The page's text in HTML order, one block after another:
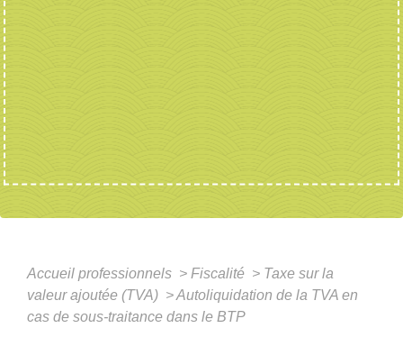
Accueil professionnels > Fiscalité > Taxe sur la
valeur ajoutée (TVA) >Autoliquidation de la TVA en
cas de sous-traitance dans le BTP